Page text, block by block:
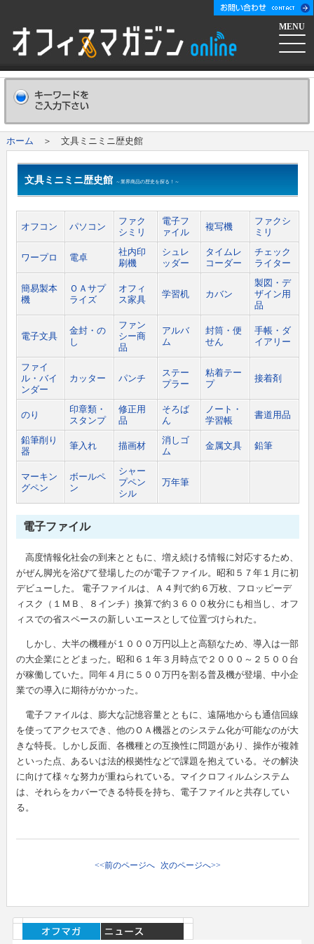
MENU
ホーム
会社概要Company
広告掲載についてAdvertising
新聞購読申し込みSubscribe
オフマガニュース
メーカー発信ニュースリリース
文具動画紹介
文具ミニミニ歴史館
業界情報リンク集
メーカー
小売店
オフィスマガジン社について
新聞購読申し込み
広告掲載について
お問い合わせ
プライバシーポリシー
利用規約
ホーム ＞ 文具ミニミニ歴史館
文具ミニミニ歴史館 ～業界商品の歴史を探る！～
オフコン パソコン
ファク
シミリ
電子フ
ァイル
複写機
ファクシ
ミリ
ワープロ 電卓
社内印
刷機
シュレ
ッダー
タイムレ
コーダー
チェック
ライター
簡易製本
機
ＯＡサプ
ライズ
オフィ
ス家具
学習机 カバン
製図・デ
ザイン用
品
電子文具
金封・の
し
ファン
シー商
品
アルバ
ム
封筒・便
せん
手帳・ダ
イアリー
ファイ
ル・バイ
ンダー
カッター パンチ
ステー
プラー
粘着テー
プ
接着剤
のり
印章類・
スタンプ
修正用
品
そろば
ん
ノート・
学習帳
書道用品
鉛筆削り
器
筆入れ 描画材
消しゴ
ム
金属文具 鉛筆
マーキン
グペン
ボールペ
ン
シャー
プペン
シル
万年筆
電子ファイル
高度情報化社会の到来とともに、増え続ける情報に対応するため、
がぜん脚光を浴びて登場したのが電子ファイル。昭和５７年１月に初
デビューした。 電子ファイルは、Ａ４判で約６万枚、フロッピーデ
ィスク（１ＭＢ、８インチ）換算で約３６００枚分にも相当し、オフ
ィスでの省スペースの新しいエースとして位置づけられた。
しかし、大半の機種が１０００万円以上と高額なため、導入は一部
の大企業にとどまった。昭和６１年３月時点で２０００～２５００台
が稼働していた。同年４月に５００万円を割る普及機が登場、中小企
業での導入に期待がかかった。
電子ファイルは、膨大な記憶容量とともに、遠隔地からも通信回線
を使ってアクセスでき、他のＯＡ機器とのシステム化が可能なのが大
きな特長。しかし反面、各機種との互換性に問題があり、操作が複雑
といった点、あるいは法的根拠性などで課題を抱えている。その解決
に向けて様々な努力が重ねられている。マイクロフィルムシステム
は、それらをカバーできる特長を持ち、電子ファイルと共存してい
る。
<<前のページへ 次のページへ>>